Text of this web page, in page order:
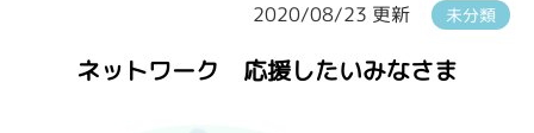
2020/08/23 更新 未分類
ネットワーク 応援したいみなさま